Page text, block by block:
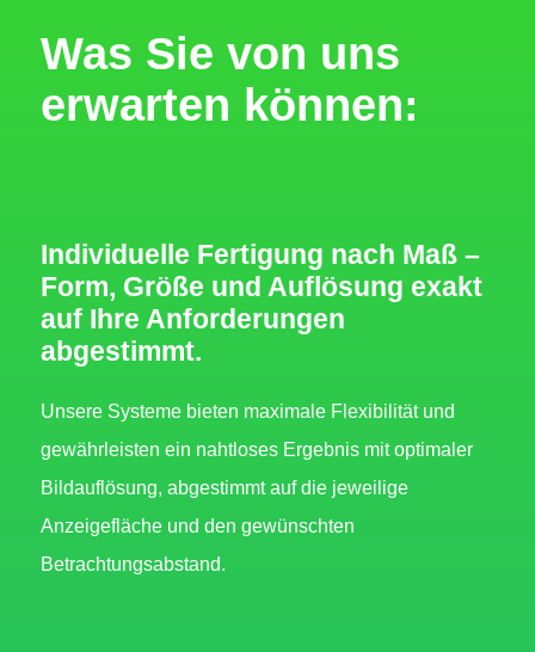
Was Sie von uns
erwarten können:
Individuelle Fertigung nach Maß –
Form, Größe und Auflösung exakt
auf Ihre Anforderungen
abgestimmt.
Unsere Systeme bieten maximale Flexibilität und
gewährleisten ein nahtloses Ergebnis mit optimaler
Bildauflösung, abgestimmt auf die jeweilige
Anzeigefläche und den gewünschten
Betrachtungsabstand.